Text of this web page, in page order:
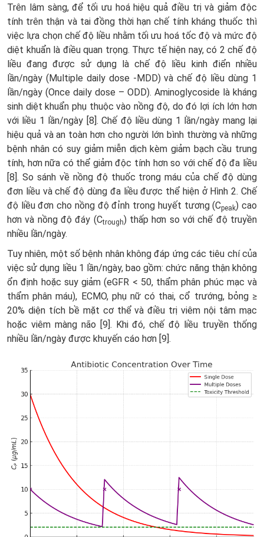
Trên lâm sàng, để tối ưu hoá hiệu quả điều trị và giảm độc
tính trên thận và tai đồng thời hạn chế tính kháng thuốc thì
việc lựa chọn chế độ liều nhằm tối ưu hoá tốc độ và mức độ
diệt khuẩn là điều quan trọng. Thực tế hiện nay, có 2 chế độ
liều đang được sử dụng là chế độ liều kinh điển nhiều
lần/ngày (Multiple daily dose -MDD) và chế độ liều dùng 1
lần/ngày (Once daily dose – ODD). Aminoglycoside là kháng
sinh diệt khuẩn phụ thuộc vào nồng độ, do đó lợi ích lớn hơn
với liều 1 lần/ngày [8]. Chế độ liều dùng 1 lần/ngày mang lại
hiệu quả và an toàn hơn cho người lớn bình thường và những
bệnh nhân có suy giảm miễn dịch kèm giảm bạch cầu trung
tính, hơn nữa có thể giảm độc tính hơn so với chế độ đa liều
[8]. So sánh về nồng độ thuốc trong máu của chế độ dùng
đơn liều và chế độ dùng đa liều được thể hiện ở Hình 2. Chế
độ liều đơn cho nồng độ đỉnh trong huyết tương (Cpeak) cao
hơn và nồng độ đáy (Ctrough) thấp hơn so với chế độ truyền
nhiều lần/ngày.
Tuy nhiên, một số bệnh nhân không đáp ứng các tiêu chí của
việc sử dụng liều 1 lần/ngày, bao gồm: chức năng thận không
ổn định hoặc suy giảm (eGFR < 50, thẩm phân phúc mạc và
thẩm phân máu), ECMO, phụ nữ có thai, cổ trướng, bỏng ≥
20% diện tích bề mặt cơ thể và điều trị viêm nội tâm mạc
hoặc viêm màng não [9]. Khi đó, chế độ liều truyền thống
nhiều lần/ngày được khuyến cáo hơn [9].